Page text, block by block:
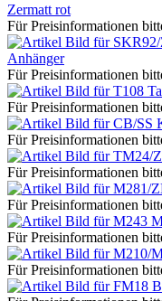
Zermatt rot
Für Preisinformationen
Anhänger
Für Preisinformationen
Für Preisinformationen
Für Preisinformationen
Für Preisinformationen
Für Preisinformationen
Für Preisinformationen
Für Preisinformationen